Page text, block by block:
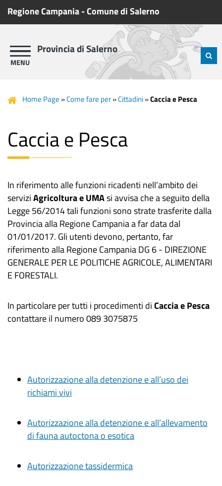
Regione Campania-Comune di Salerno
Provincia di Salerno
Home Page »Come fare per»Cittadini»Caccia e Pesca
Caccia e Pesca
In riferimento alle funzioni ricadenti nell’ambito dei
serviziAgricoltura e UMAsi avvisa che a seguito della
Legge 56/2014 tali funzioni sono strate trasferite dalla
Provincia alla Regione Campania a far data dal
01/01/2017. Gli utenti devono, pertanto, far
riferimento alla Regione Campania DG 6 - DIREZIONE
GENERALE PER LE POLITICHE AGRICOLE, ALIMENTARI
E FORESTALI.
In particolare per tutti i procedimenti diCaccia e Pesca
contattare il numero 089 3075875
Autorizzazione alla detenzione e all’uso dei
richiami vivi
Autorizzazione alla detenzione e all’allevamento
di fauna autoctona o esotica
Autorizzazione tassidermica